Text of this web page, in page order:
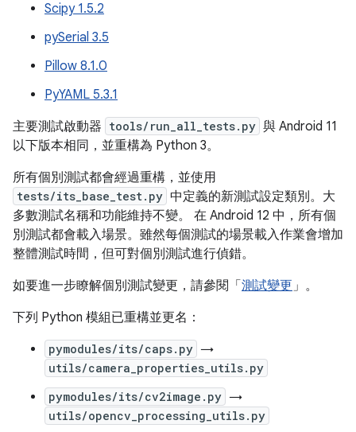
Scipy 1.5.2
pySerial 3.5
Pillow 8.1.0
PyYAML 5.3.1
主要測試啟動器 tools/run_all_tests.py 與 Android 11
以下版本相同，並重構為 Python 3。
所有個別測試都會經過重構，並使用
tests/its_base_test.py 中定義的新測試設定類別。大
多數測試名稱和功能維持不變。 在 Android 12 中，所有個
別測試都會載入場景。雖然每個測試的場景載入作業會增加
整體測試時間，但可對個別測試進行偵錯。
如要進一步瞭解個別測試變更，請參閱「 測試變更」。
下列 Python 模組已重構並更名：
pymodules/its/caps.py →
utils/camera_properties_utils.py
pymodules/its/cv2image.py →
utils/opencv_processing_utils.py